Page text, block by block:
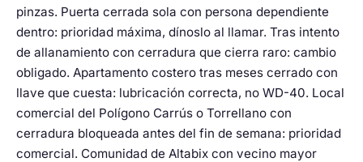
pinzas. Puerta cerrada sola con persona dependiente
dentro: prioridad máxima, dínoslo al llamar. Tras intento
de allanamiento con cerradura que cierra raro: cambio
obligado. Apartamento costero tras meses cerrado con
llave que cuesta: lubricación correcta, no WD-40. Local
comercial del Polígono Carrús o Torrellano con
cerradura bloqueada antes del fin de semana: prioridad
comercial. Comunidad de Altabix con vecino mayor